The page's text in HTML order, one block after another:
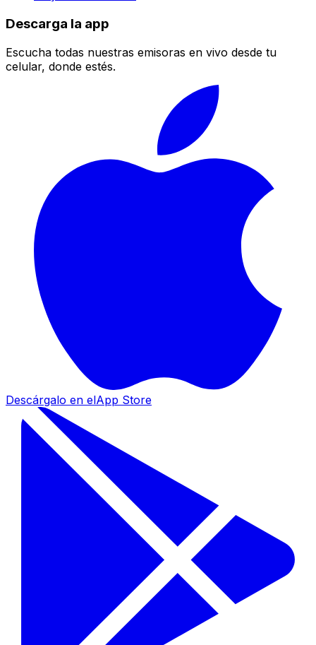
Descarga la app
Escucha todas nuestras emisoras en vivo desde tu
celular, donde estés.
Descárgalo en elApp Store